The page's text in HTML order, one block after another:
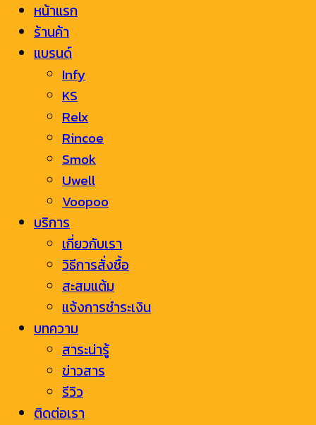
หน้าแรก
ร้านค้า
แบรนด์
Infy
KS
Relx
Rincoe
Smok
Uwell
Voopoo
บริการ
เกี่ยวกับเรา
วิธีการสั่งซื้อ
สะสมแต้ม
แจ้งการชำระเงิน
บทความ
สาระน่ารู้
ข่าวสาร
รีวิว
ติดต่อเรา